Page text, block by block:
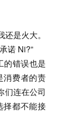
是火大。
诺 Ni?”
的错误也是
消费者的责
们连在公司
择都不能接